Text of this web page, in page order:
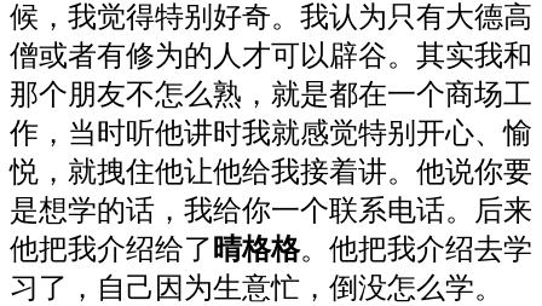
候，我觉得特别好奇。我认为只有大德高
僧或者有修为的人才可以辟谷。其实我和
那个朋友不怎么熟，就是都在一个商场工
作，当时听他讲时我就感觉特别开心、愉
悦，就拽住他让他给我接着讲。他说你要
是想学的话，我给你一个联系电话。后来
他把我介绍给了晴格格。他把我介绍去学
习了，自己因为生意忙，倒没怎么学。